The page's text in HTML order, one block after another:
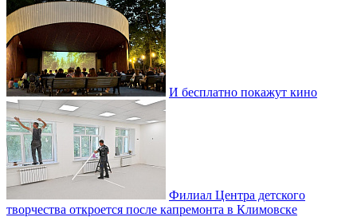
И бесплатно покажут кино
Филиал Центра детского
творчества откроется после капремонта в Климовске